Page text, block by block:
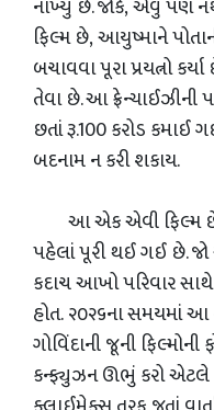
નાખ્યું છે. જોકે, એવું પણ
ફિલ્મ છે, આયુષ્માને
બચાવવા પૂરા પ્રયત્નો
તેવા છે. આ
છતાં રૂ.100 કરોડ
બદનામ ન કરી શકાય.
આ એક એવી ફિલ્મ છે
પહેલાં પૂરી થઈ ગઈ છે.
કદાચ આખો પરિવાર
હોત. ૨૦૨૬ના સમયમાં આ
ગોવિંદાની જૂની
કન્ફ્યુઝન ઊભું કરો